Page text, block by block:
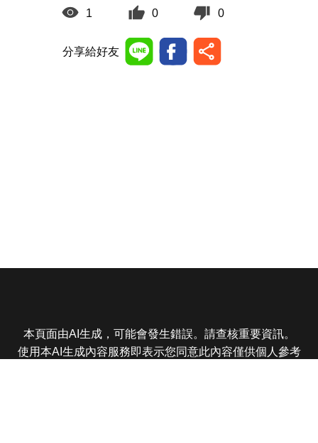
1 0 0
分享給好友
本頁面由AI生成，可能會發生錯誤。請查核重要資訊。
使用本AI生成內容服務即表示您同意此內容僅供個人參考